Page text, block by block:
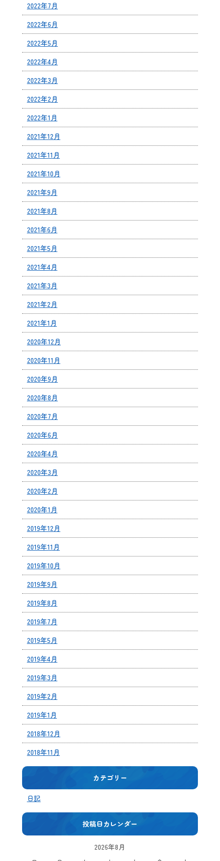
2022年7月
2022年6月
2022年5月
2022年4月
2022年3月
2022年2月
2022年1月
2021年12月
2021年11月
2021年10月
2021年9月
2021年8月
2021年6月
2021年5月
2021年4月
2021年3月
2021年2月
2021年1月
2020年12月
2020年11月
2020年9月
2020年8月
2020年7月
2020年6月
2020年4月
2020年3月
2020年2月
2020年1月
2019年12月
2019年11月
2019年10月
2019年9月
2019年8月
2019年7月
2019年5月
2019年4月
2019年3月
2019年2月
2019年1月
2018年12月
2018年11月
カテゴリー
日記
投稿日カレンダー
2026年8月